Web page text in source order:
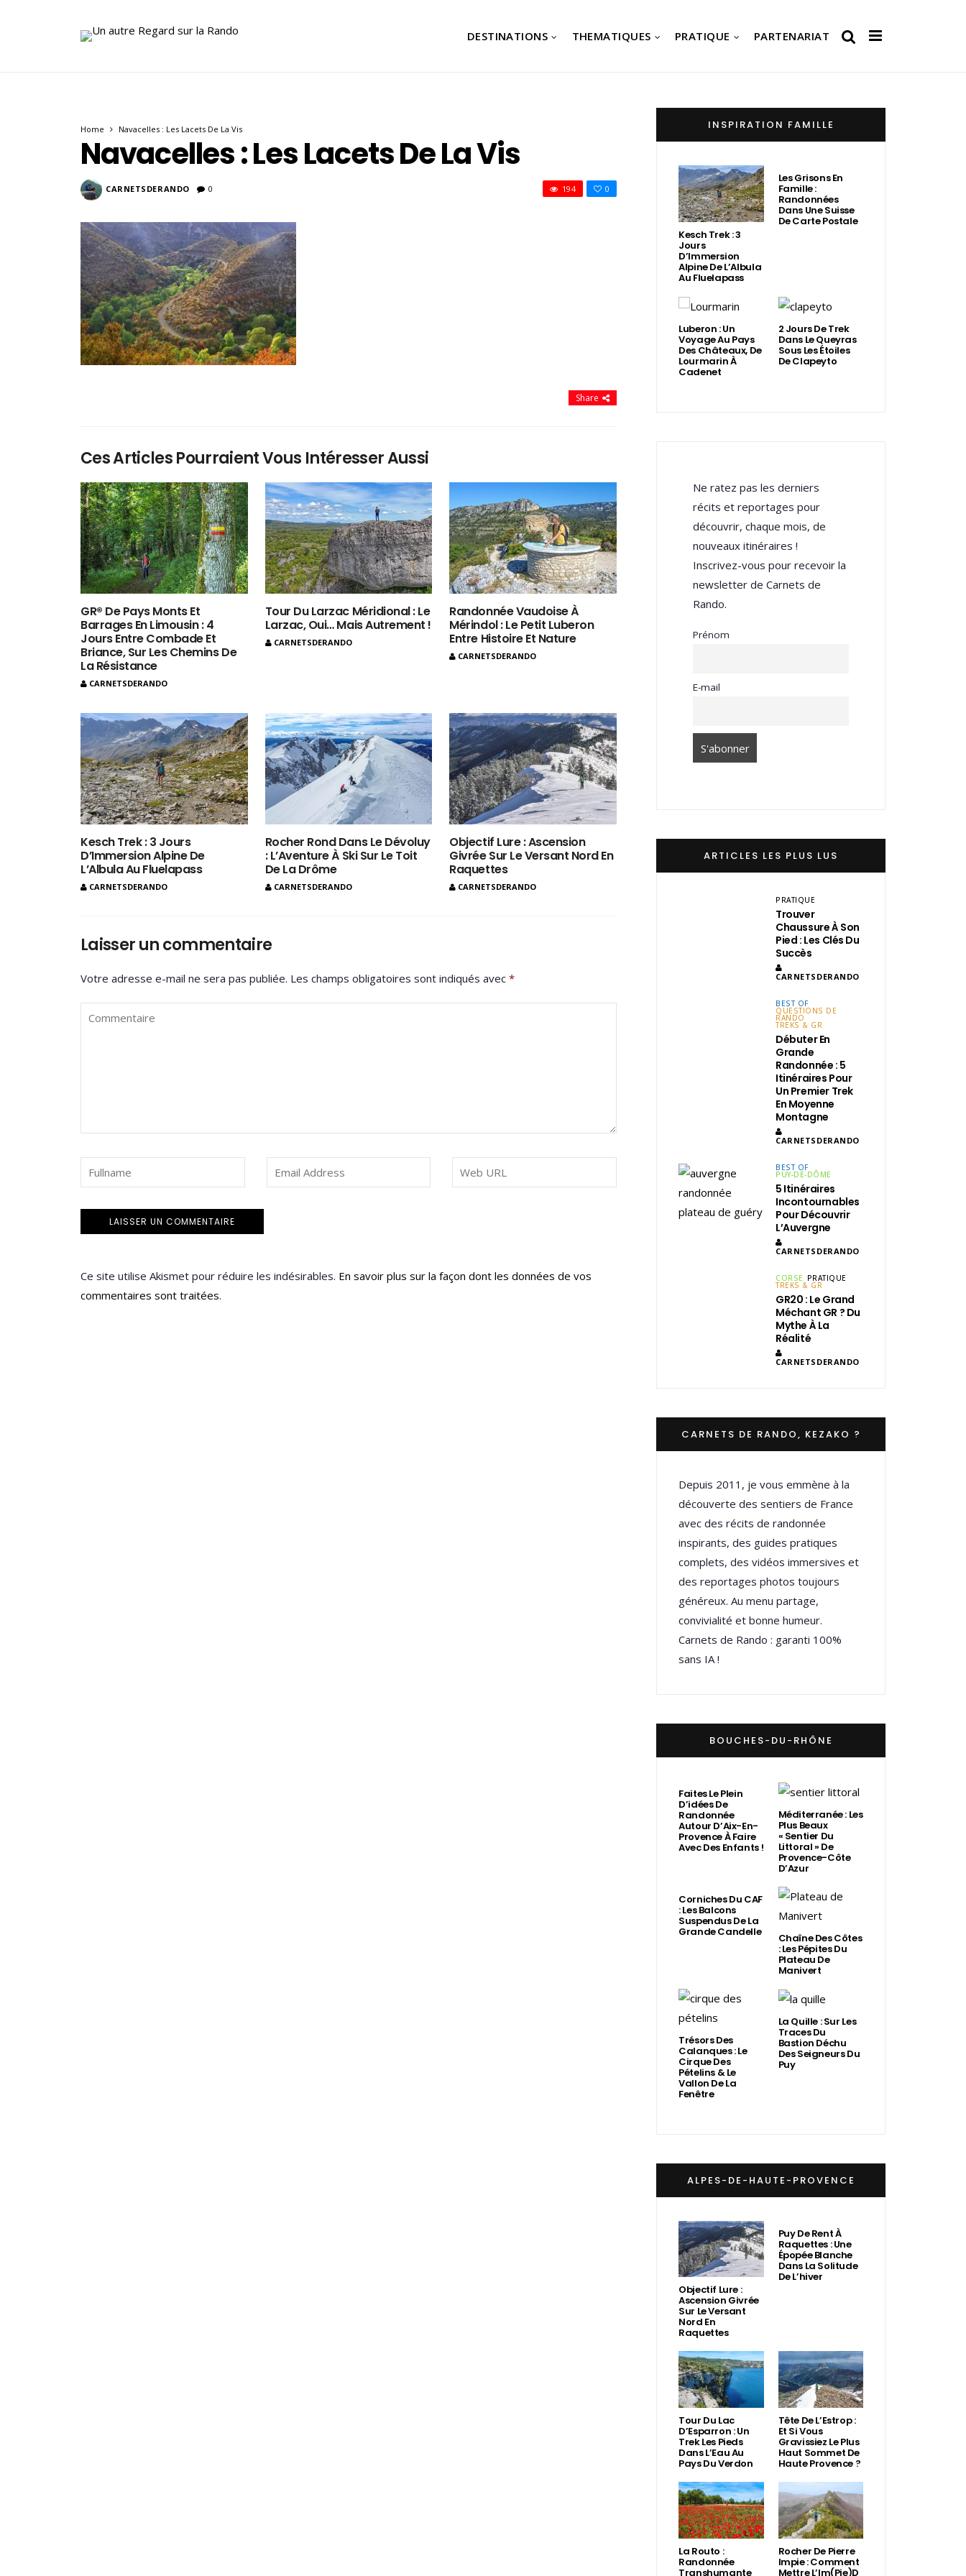
DESTINATIONS THEMATIQUES PRATIQUE PARTENARIAT
Home Navacelles : Les Lacets De La Vis
Navacelles : Les Lacets De La Vis
CARNETSDERANDO 0 0
194
Share
Ces Articles Pourraient Vous Intéresser Aussi
GR® De Pays Monts Et
Barrages En Limousin : 4
Jours Entre Combade Et
Briance, Sur Les Chemins De
La Résistance
CARNETSDERANDO
Tour Du Larzac Méridional : Le
Larzac, Oui… Mais Autrement !
CARNETSDERANDO
Randonnée Vaudoise À
Mérindol : Le Petit Luberon
Entre Histoire Et Nature
CARNETSDERANDO
Kesch Trek : 3 Jours
D’Immersion Alpine De
L’Albula Au Fluelapass
CARNETSDERANDO
Rocher Rond Dans Le Dévoluy
: L’Aventure À Ski Sur Le Toit
De La Drôme
CARNETSDERANDO
Objectif Lure : Ascension
Givrée Sur Le Versant Nord En
Raquettes
CARNETSDERANDO
Laisser un commentaire
Votre adresse e-mail ne sera pas publiée. Les champs obligatoires sont indiqués avec *
Ce site utilise Akismet pour réduire les indésirables. En savoir plus sur la façon dont les données de vos
commentaires sont traitées.
INSPIRATION FAMILLE
Kesch Trek : 3
Jours
D’Immersion
Alpine De L’Albula
Au Fluelapass
Les Grisons En
Famille :
Randonnées
Dans Une Suisse
De Carte Postale
Luberon : Un
Voyage Au Pays
Des Châteaux, De
Lourmarin À
Cadenet
2 Jours De Trek
Dans Le Queyras
Sous Les Étoiles
De Clapeyto
Ne ratez pas les derniers
récits et reportages pour
découvrir, chaque mois, de
nouveaux itinéraires !
Inscrivez-vous pour recevoir la
newsletter de Carnets de
Rando.
Prénom
E-mail
ARTICLES LES PLUS LUS
PRATIQUE
Trouver
Chaussure À Son
Pied : Les Clés Du
Succès
CARNETSDERANDO
BEST OF
QUESTIONS DE
RANDO
TREKS & GR
Débuter En
Grande
Randonnée : 5
Itinéraires Pour
Un Premier Trek
En Moyenne
Montagne
CARNETSDERANDO
BEST OF
PUY-DE-DÔME
5 Itinéraires
Incontournables
Pour Découvrir
L’Auvergne
CARNETSDERANDO
CORSE PRATIQUE
TREKS & GR
GR20 : Le Grand
Méchant GR ? Du
Mythe À La
Réalité
CARNETSDERANDO
CARNETS DE RANDO, KEZAKO ?
Depuis 2011, je vous emmène à la
découverte des sentiers de France
avec des récits de randonnée
inspirants, des guides pratiques
complets, des vidéos immersives et
des reportages photos toujours
généreux. Au menu partage,
convivialité et bonne humeur.
Carnets de Rando : garanti 100%
sans IA !
BOUCHES-DU-RHÔNE
Faites Le Plein
D’idées De
Randonnée
Autour D’Aix-En-
Provence À Faire
Avec Des Enfants !
Méditerranée : Les
Plus Beaux
« Sentier Du
Littoral » De
Provence-Côte
D’Azur
Corniches Du CAF
: Les Balcons
Suspendus De La
Grande Candelle Chaîne Des Côtes
: Les Pépites Du
Plateau De
Manivert
Trésors Des
Calanques : Le
Cirque Des
Pételins & Le
Vallon De La
Fenêtre
La Quille : Sur Les
Traces Du
Bastion Déchu
Des Seigneurs Du
Puy
ALPES-DE-HAUTE-PROVENCE
Objectif Lure :
Ascension Givrée
Sur Le Versant
Nord En
Raquettes
Puy De Rent À
Raquettes : Une
Épopée Blanche
Dans La Solitude
De L’hiver
Tour Du Lac
D’Esparron : Un
Trek Les Pieds
Dans L’Eau Au
Pays Du Verdon
Tête De L’Estrop :
Et Si Vous
Gravissiez Le Plus
Haut Sommet De
Haute Provence ?
La Routo :
Randonnée
Transhumante
Rocher De Pierre
Impie : Comment
Mettre L’Im(Pie)d